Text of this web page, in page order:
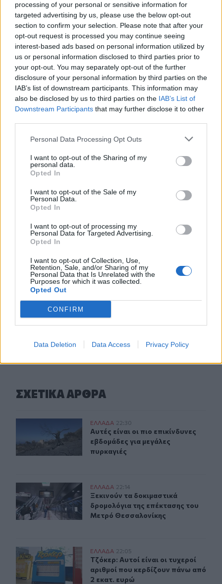
processing of your personal or sensitive information for
targeted advertising by us, please use the below opt-out
section to confirm your selection. Please note that after your
opt-out request is processed you may continue seeing
interest-based ads based on personal information utilized by
us or personal information disclosed to third parties prior to
your opt-out. You may separately opt-out of the further
disclosure of your personal information by third parties on the
IAB’s list of downstream participants. This information may
also be disclosed by us to third parties on the IAB’s List of
Downstream Participants that may further disclose it to other
Personal Data Processing Opt Outs
I want to opt-out of the Sharing of my
personal data.
Opted In
I want to opt-out of the Sale of my
Personal Data.
Opted In
I want to opt-out of processing my
Personal Data for Targeted Advertising.
Opted In
I want to opt-out of Collection, Use,
Retention, Sale, and/or Sharing of my
Personal Data that Is Unrelated with the
Purposes for which it was collected.
Opted Out
CONFIRM
Data Deletion Data Access Privacy Policy
αναμνήσεις στο Αρχαιολογικό Μουσείο
20:49
Στην Κρήτη ο υπ. Υποδομών Χρίστος Δήμας: «Προχωρούν
τα έργα σε όλο το μήκος του ΒΟΑΚ»
20:42
Νορβηγία: Μυστηριώδεις θάνατοι ταράνδων δημιουργούν
ερωτηματικά
για την «καραβιά» με τους 45 μετανάστες
Λιμάνι Ηρακλείου: Έμπλεξε ο κάβος στην προπέλα του
πλοίου!
Γερμανία: Τουλάχιστον 25 τραυματίες, οι επτά σοβαρά,
20:06
Ζ. Κωνσταντοπούλου για πυρκαγιές: Αυτό που συμβαίνει
δεν είναι ατύχημα αλλά έγκλημα συνεχιζόμενο
ΠΕΡΙΣΣΟΤΕΡΑ
ΣΧΕΤΙΚA AΡΘΡΑ
Αυτές είναι οι πιο επικίνδυνες εβδομάδες για μεγάλες
ΕΛΛAΔΑ 22:30
Αυτές είναι οι πιο επικίνδυνες
Αυτές είναι οι πιο επικίνδυνες
εβδομάδες για μεγάλες
πυρκαγιές
Ξεκινούν τα δοκιμαστικά δρομολόγια της επέκτασης
ΕΛΛAΔΑ 22:14
Ξεκινούν τα δοκιμαστικά
Ξεκινούν τα δοκιμαστικά
δρομολόγια της επέκτασης του
Μετρό Θεσσαλονίκης
Τζόκερ: Αυτοί είναι οι τυχεροί αριθμοί που κερδίζουν
ΕΛΛAΔΑ 22:05
Τζόκερ: Αυτοί είναι οι τυχεροί
Τζόκερ: Αυτοί είναι οι τυχεροί
αριθμοί που κερδίζουν πάνω από
2 εκατ. ευρώ